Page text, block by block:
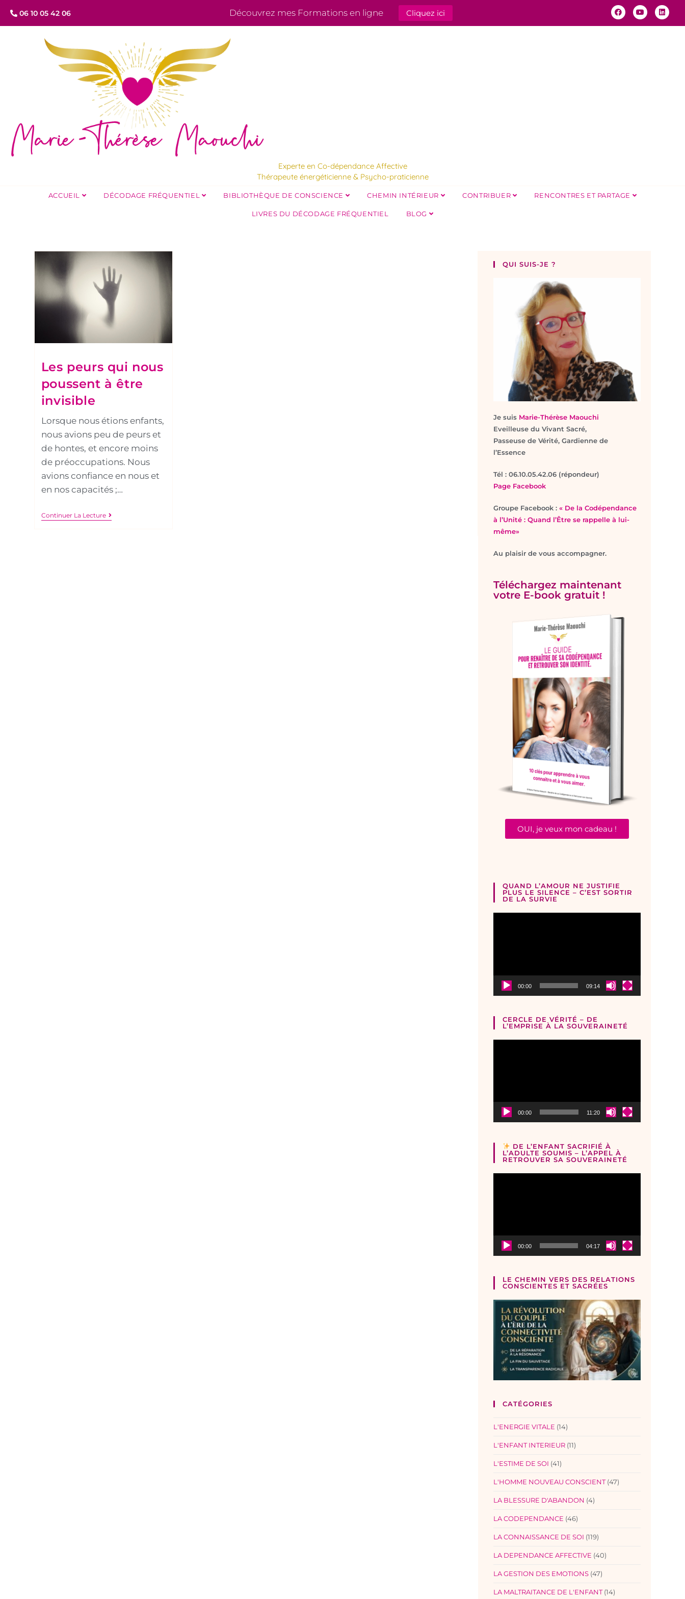
06 10 05 42 06 Découvrez mes Formations en ligne Cliquez ici
Experte en Co-dépendance Affective
Thérapeute énergéticienne & Psycho-praticienne
ACCUEIL DÉCODAGE FRÉQUENTIEL BIBLIOTHÈQUE DE CONSCIENCE CHEMIN INTÉRIEUR CONTRIBUER RENCONTRES ET PARTAGE
LIVRES DU DÉCODAGE FRÉQUENTIEL BLOG
Les peurs qui nous
poussent à être
invisible
Lorsque nous étions enfants,
nous avions peu de peurs et
de hontes, et encore moins
de préoccupations. Nous
avions confiance en nous et
en nos capacités ;…
Continuer La Lecture
QUI SUIS-JE ?
Je suis Marie-Thérèse Maouchi
Eveilleuse du Vivant Sacré,
Passeuse de Vérité, Gardienne de
l’Essence
Tél : 06.10.05.42.06 (répondeur)
Page Facebook
Groupe Facebook :« De la Codépendance
à l’Unité : Quand l’Être se rappelle à lui-
même»
Au plaisir de vous accompagner.
Téléchargez maintenant
votre E-book gratuit !
OUI, je veux mon cadeau !
QUAND L’AMOUR NE JUSTIFIE
PLUS LE SILENCE – C’EST SORTIR
DE LA SURVIE
00:00 09:14
CERCLE DE VÉRITÉ – DE
L’EMPRISE À LA SOUVERAINETÉ
00:00 11:20
DE L’ENFANT SACRIFIÉ À
L’ADULTE SOUMIS – L’APPEL À
RETROUVER SA SOUVERAINETÉ
00:00 04:17
LE CHEMIN VERS DES RELATIONS
CONSCIENTES ET SACRÉES
CATÉGORIES
L'ENERGIE VITALE (14)
L'ENFANT INTERIEUR (11)
L'ESTIME DE SOI (41)
L'HOMME NOUVEAU CONSCIENT (47)
LA BLESSURE D'ABANDON (4)
LA CODEPENDANCE (46)
LA CONNAISSANCE DE SOI (119)
LA DEPENDANCE AFFECTIVE (40)
LA GESTION DES EMOTIONS (47)
LA MALTRAITANCE DE L'ENFANT (14)